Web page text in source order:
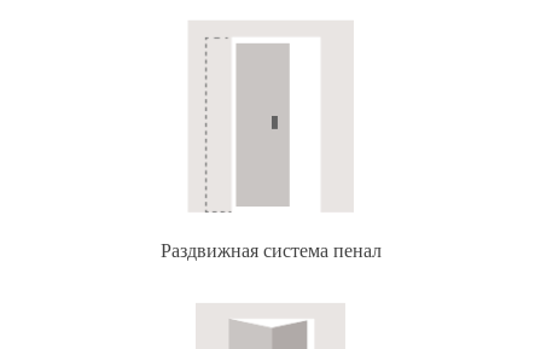
Раздвижная система пенал